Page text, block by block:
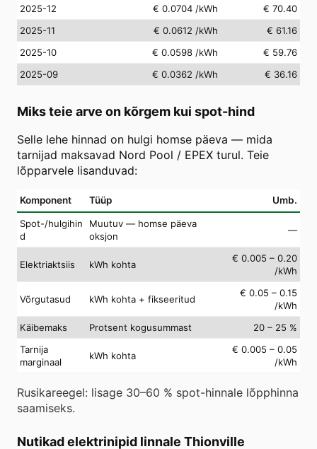
2025-12
€ 0.0704 /kWh
€ 70.40
2025-11
€ 0.0612 /kWh
€ 61.16
2025-10
€ 0.0598 /kWh
€ 59.76
2025-09
€ 0.0362 /kWh € 36.16
Miks teie arve on kõrgem kui spot-hind
Selle lehe hinnad on hulgi homse päeva — mida
tarnijad maksavad Nord Pool / EPEX turul. Teie
lõpparvele lisanduvad:
Komponent Tüüp Umb.
Spot-/hulgihin
d
Muutuv — homse päeva
oksjon
—
Elektriaktsiis kWh kohta
€ 0.005 – 0.20
/kWh
Võrgutasud kWh kohta + fikseeritud
€ 0.05 – 0.15
/kWh
Käibemaks
Protsent kogusummast
20 – 25 %
Tarnija
marginaal
kWh kohta
€ 0.005 – 0.05
/kWh
Rusikareegel: lisage 30–60 % spot-hinnale lõpphinna
saamiseks.
Nutikad elektrinipid linnale Thionville